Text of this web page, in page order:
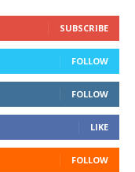
SUBSCRIBE
FOLLOW
FOLLOW
LIKE
FOLLOW